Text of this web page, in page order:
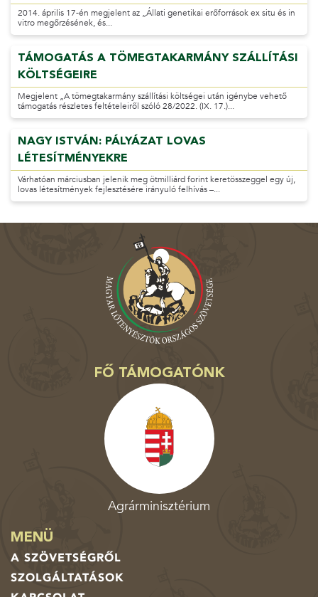
2014. április 17-én megjelent az „Állati genetikai erőforrások ex situ és in
vitro megőrzésének, és...
TÁMOGATÁS A TÖMEGTAKARMÁNY SZÁLLÍTÁSI
KÖLTSÉGEIRE
Megjelent „A tömegtakarmány szállítási költségei után igénybe vehető
támogatás részletes feltételeiről szóló 28/2022. (IX. 17.)...
NAGY ISTVÁN: PÁLYÁZAT LOVAS
LÉTESÍTMÉNYEKRE
Várhatóan márciusban jelenik meg ötmilliárd forint keretösszeggel egy új,
lovas létesítmények fejlesztésére irányuló felhívás –...
FŐ TÁMOGATÓNK
Agrárminisztérium
MENÜ
A SZÖVETSÉGRŐL
SZOLGÁLTATÁSOK